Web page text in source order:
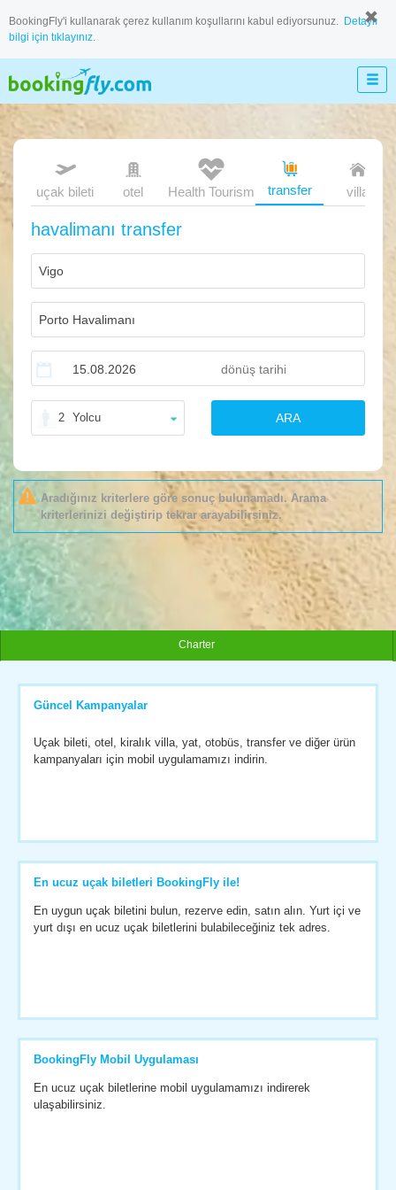
BookingFly'i kullanarak çerez kullanım koşullarını kabul ediyorsunuz. Detaylı
bilgi için tıklayınız.
uçak bileti otel transfer villa
Health Tourism
havalimanı transfer
2 Yolcu ARA
Aradığınız kriterlere göre sonuç bulunamadı. Arama
kriterlerinizi değiştirip tekrar arayabilirsiniz.
Charter
Güncel Kampanyalar
Uçak bileti, otel, kiralık villa, yat, otobüs, transfer ve diğer ürün
kampanyaları için mobil uygulamamızı indirin.
En ucuz uçak biletleri BookingFly ile!
En uygun uçak biletini bulun, rezerve edin, satın alın. Yurt içi ve
yurt dışı en ucuz uçak biletlerini bulabileceğiniz tek adres.
BookingFly Mobil Uygulaması
En ucuz uçak biletlerine mobil uygulamamızı indirerek
ulaşabilirsiniz.